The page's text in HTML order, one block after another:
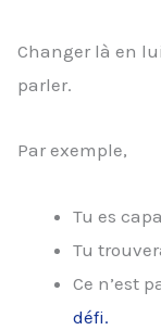
Changer là en
parler.
Par exemple,
Tu es
Tu
Ce n’est
défi.